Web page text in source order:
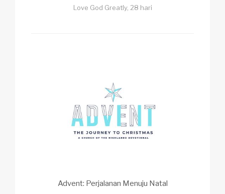
Love God Greatly, 28 hari
Advent: Perjalanan Menuju Natal